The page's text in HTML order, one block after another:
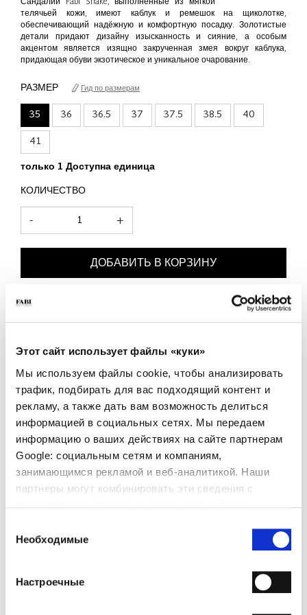
Этот сайт использует файлы «куки»
Мы используем файлы cookie, чтобы анализировать
трафик, подбирать для вас подходящий контент и
рекламу, а также дать вам возможность делиться
информацией в социальных сетях. Мы передаем
информацию о ваших действиях на сайте партнерам
Google: социальным сетям и компаниям,
занимающимся рекламой и веб-аналитикой. Наши
партнеры могут комбинировать эти сведения с
вами их сервисов.
согласия
Необходимые
Настроечные
телячьей кожи, имеют каблук и ремешок на щиколотке,
обеспечивающий надёжную и комфортную посадку. Золотистые
детали придают дизайну изысканность и сияние, а особым
акцентом является изящно закрученная змея вокруг каблука,
придающая обуви экзотическое и уникальное очарование.
РАЗМЕР Гид по размерам
35 36 36.5 37 37.5 38.5
40
41
только 1 Доступна единица
КОЛИЧЕСТВО
+
-
ДОБАВИТЬ В КОРЗИНУ
ДОБАВИТЬ В СПИСОК ЖЕЛАНИЙ
- МАТЕРИАЛ: Телячья кожа
- ПОДОШВА: Кожа
- КАБЛУК: 80 мм
- СДЕЛАНО В ИТАЛИИ
- ЦВЕТ: Пудровый
ПОЧЕМУ ОН ОСОБЕННЫЙ?
ПРЕМИАЛЬНЫЕ РУЧНАЯ РАБОТА